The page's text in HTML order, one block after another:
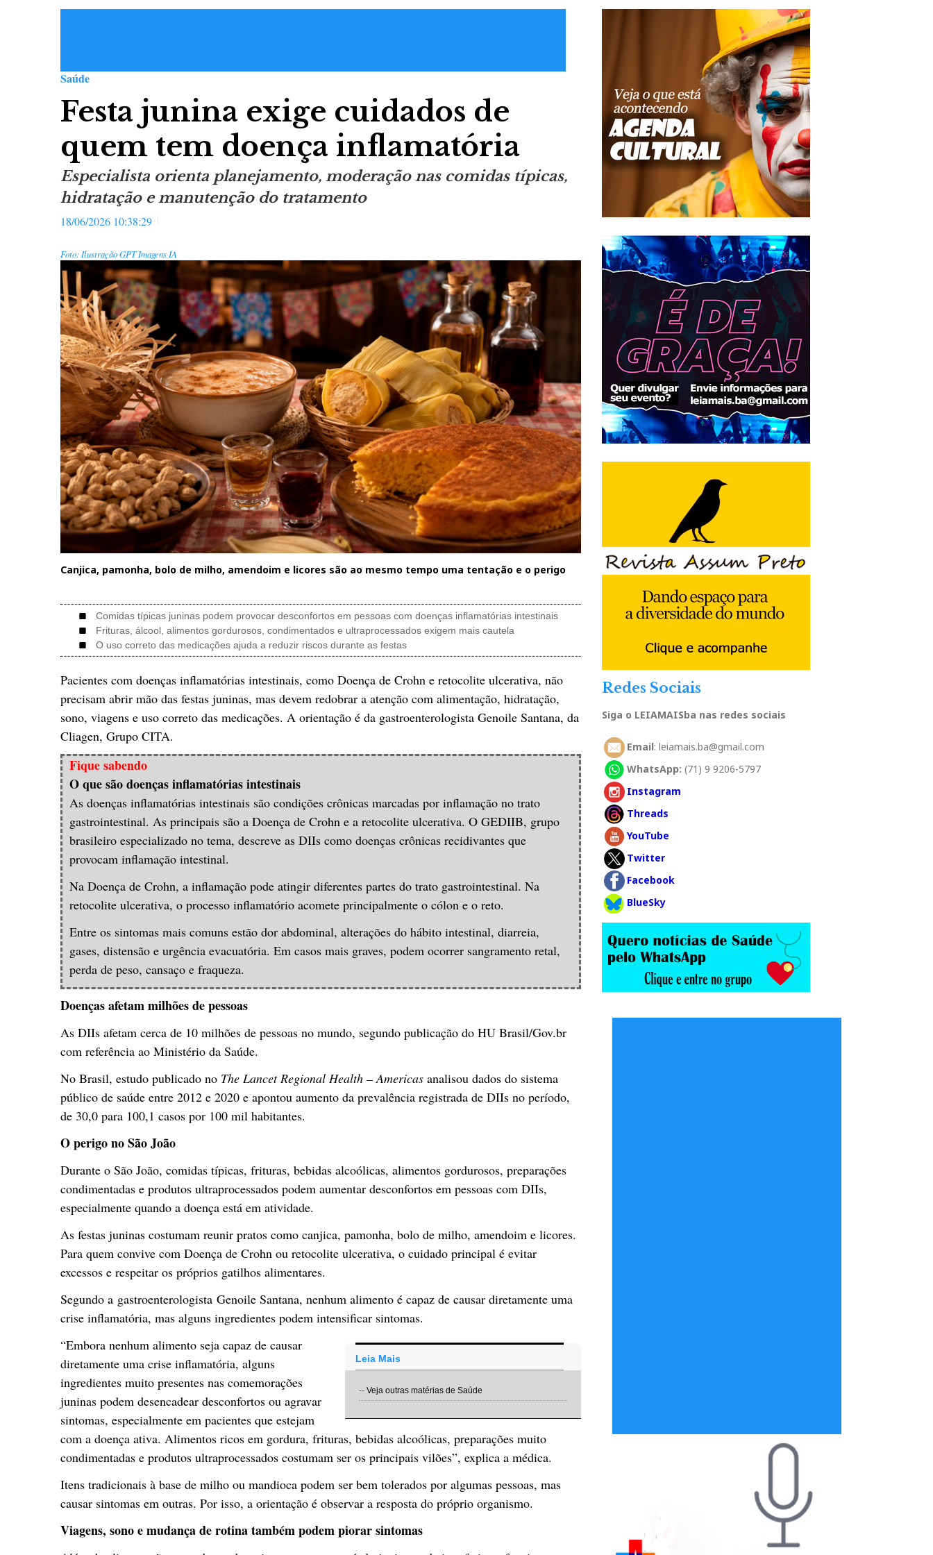
Saúde
Festa junina exige cuidados de
quem tem doença inflamatória
Especialista orienta planejamento, moderação nas comidas típicas,
hidratação e manutenção do tratamento
18/06/2026 10:38:29
Foto: Ilustração GPT Imagens IA
Canjica, pamonha, bolo de milho, amendoim e licores são ao mesmo tempo uma tentação e o perigo
Comidas típicas juninas podem provocar desconfortos em pessoas com doenças inflamatórias intestinais
Frituras, álcool, alimentos gordurosos, condimentados e ultraprocessados exigem mais cautela
O uso correto das medicações ajuda a reduzir riscos durante as festas
Pacientes com doenças inflamatórias intestinais, como Doença de Crohn e retocolite ulcerativa, não
precisam abrir mão das festas juninas, mas devem redobrar a atenção com alimentação, hidratação,
sono, viagens e uso correto das medicações. A orientação é da gastroenterologista Genoile Santana, da
Cliagen, Grupo CITA.
Fique sabendo
O que são doenças inflamatórias intestinais
As doenças inflamatórias intestinais são condições crônicas marcadas por inflamação no trato
gastrointestinal. As principais são a Doença de Crohn e a retocolite ulcerativa. O GEDIIB, grupo
brasileiro especializado no tema, descreve as DIIs como doenças crônicas recidivantes que
provocam inflamação intestinal.
Na Doença de Crohn, a inflamação pode atingir diferentes partes do trato gastrointestinal. Na
retocolite ulcerativa, o processo inflamatório acomete principalmente o cólon e o reto.
Entre os sintomas mais comuns estão dor abdominal, alterações do hábito intestinal, diarreia,
gases, distensão e urgência evacuatória. Em casos mais graves, podem ocorrer sangramento retal,
perda de peso, cansaço e fraqueza.
Doenças afetam milhões de pessoas
As DIIs afetam cerca de 10 milhões de pessoas no mundo, segundo publicação do HU Brasil/Gov.br
com referência ao Ministério da Saúde.
No Brasil, estudo publicado no The Lancet Regional Health – Americas analisou dados do sistema
público de saúde entre 2012 e 2020 e apontou aumento da prevalência registrada de DIIs no período,
de 30,0 para 100,1 casos por 100 mil habitantes.
O perigo no São João
Durante o São João, comidas típicas, frituras, bebidas alcoólicas, alimentos gordurosos, preparações
condimentadas e produtos ultraprocessados podem aumentar desconfortos em pessoas com DIIs,
especialmente quando a doença está em atividade.
As festas juninas costumam reunir pratos como canjica, pamonha, bolo de milho, amendoim e licores.
Para quem convive com Doença de Crohn ou retocolite ulcerativa, o cuidado principal é evitar
excessos e respeitar os próprios gatilhos alimentares.
Segundo a gastroenterologista Genoile Santana, nenhum alimento é capaz de causar diretamente uma
crise inflamatória, mas alguns ingredientes podem intensificar sintomas.
Leia Mais
-- Veja outras matérias de Saúde
“Embora nenhum alimento seja capaz de causar
diretamente uma crise inflamatória, alguns
ingredientes muito presentes nas comemorações
juninas podem desencadear desconfortos ou agravar
sintomas, especialmente em pacientes que estejam
com a doença ativa. Alimentos ricos em gordura, frituras, bebidas alcoólicas, preparações muito
condimentadas e produtos ultraprocessados costumam ser os principais vilões”, explica a médica.
Itens tradicionais à base de milho ou mandioca podem ser bem tolerados por algumas pessoas, mas
causar sintomas em outras. Por isso, a orientação é observar a resposta do próprio organismo.
Viagens, sono e mudança de rotina também podem piorar sintomas
Redes Sociais
Siga o LEIAMAISba nas redes sociais
Email: leiamais.ba@gmail.com
WhatsApp: (71) 9 9206-5797
Instagram
Threads
YouTube
Twitter
Facebook
BlueSky